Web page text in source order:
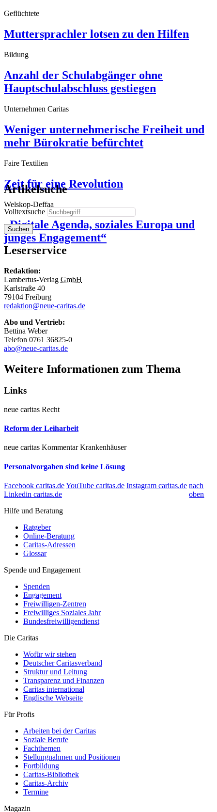
Geflüchtete
Muttersprachler lotsen zu den Hilfen
Bildung
Anzahl der Schulabgänger ohne
Hauptschul­abschluss gestiegen
Unternehmen Caritas
Weniger unternehmerische Freiheit und
mehr Bürokratie befürchtet
Faire Textilien
Zeit für eine Revolution
Welskop-Deffaa
„Digitale Agenda, soziales Europa und
junges Engagement“
Artikelsuche
Volltextsuche
Suchen
Leserservice
Redaktion:
Lambertus-Verlag GmbH
Karlstraße 40
79104 Freiburg
redaktion@neue-caritas.de
Abo und Vertrieb:
Bettina Weber
Telefon 0761 36825-0
abo@neue-caritas.de
Weitere Informationen zum Thema
Links
neue caritas Recht
Reform der Leiharbeit
neue caritas Kommentar Krankenhäuser
Personalvorgaben sind keine Lösung
Facebook caritas.deYouTube caritas.de Instagram caritas.de
Linkedin caritas.de
nach
oben
Hilfe und Beratung
Ratgeber
Online-Beratung
Caritas-Adressen
Glossar
Spende und Engagement
Spenden
Engagement
Freiwilligen-Zentren
Freiwilliges Soziales Jahr
Bundesfreiwilligendienst
Die Caritas
Wofür wir stehen
Deutscher Caritasverband
Struktur und Leitung
Transparenz und Finanzen
Caritas international
Englische Webseite
Für Profis
Arbeiten bei der Caritas
Soziale Berufe
Fachthemen
Stellungnahmen und Positionen
Fortbildung
Caritas-Bibliothek
Caritas-Archiv
Termine
Magazin